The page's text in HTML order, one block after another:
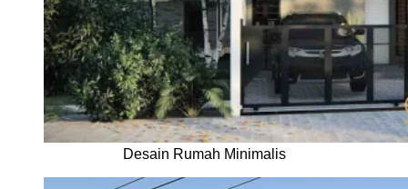
Desain Rumah Minimalis